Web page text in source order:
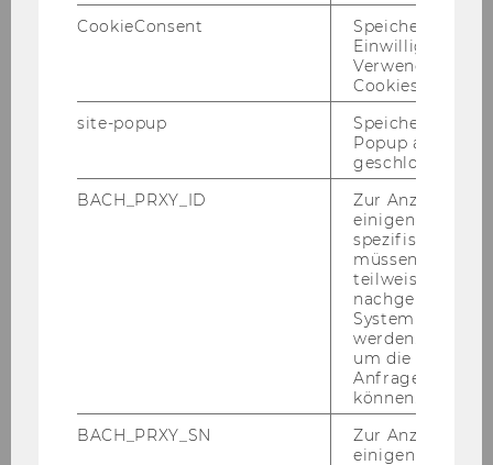
Ne­pro­fit­na or­ga­ni­za­ci­ja wohl­
BE­DACHT e.V. v Münch­nu,
Nemčija
CookieConsent
Speichert Ihre
Einwilligung zur
Verwendung von
Cookies.
site-popup
Speichert ob ein
Popup
geschlossen
BACH_PRXY_ID
Zur Anzeige von
einigen WU-
spezifischen
müssen
teilweise von
nachgelagerten
System
werden.
um die Antwort
Anfrage
können.
BACH_PRXY_SN
Zur Anzeige von
einigen WU-